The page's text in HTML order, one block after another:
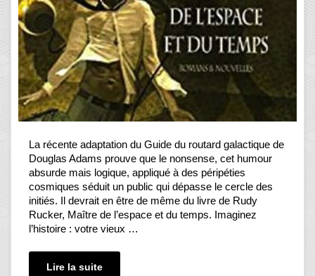
La récente adaptation du Guide du routard galactique de
Douglas Adams prouve que le nonsense, cet humour
absurde mais logique, appliqué à des péripéties
cosmiques séduit un public qui dépasse le cercle des
initiés. Il devrait en être de même du livre de Rudy
Rucker, Maître de l’espace et du temps. Imaginez
l’histoire : votre vieux …
Lire la suite